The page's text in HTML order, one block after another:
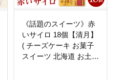
《話題のスイーツ》赤
いサイロ 18個【清月】
( チーズケーキ お菓子
スイーツ 北海道 お土産